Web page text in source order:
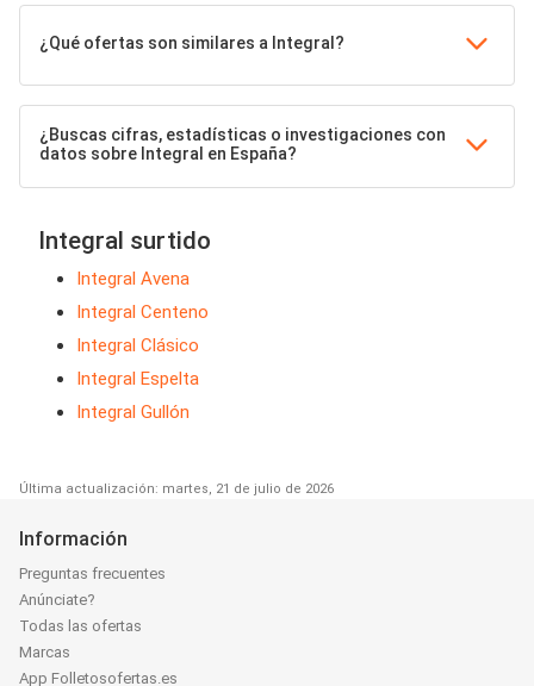
¿Qué ofertas son similares a Integral?
¿Buscas cifras, estadísticas o investigaciones con
datos sobre Integral en España?
Integral surtido
Integral Avena
Integral Centeno
Integral Clásico
Integral Espelta
Integral Gullón
Última actualización: martes, 21 de julio de 2026
Información
Preguntas frecuentes
Anúnciate?
Todas las ofertas
Marcas
App Folletosofertas.es